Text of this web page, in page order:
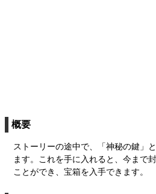
概要
ストーリーの途中で、「神秘の鍵」
ます。これを手に入れると、今まで
ことができ、宝箱を入手できます。